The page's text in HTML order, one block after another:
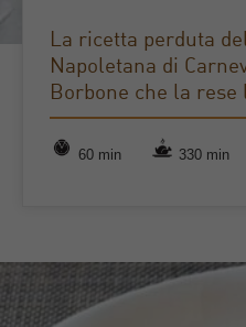
La ricetta perduta
Napoletana di
Borbone che la rese
60 min 330 min